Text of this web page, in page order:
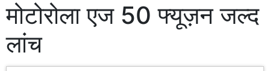
मोटोरोला एज 50 फ्यूज़न जल्द
लांच